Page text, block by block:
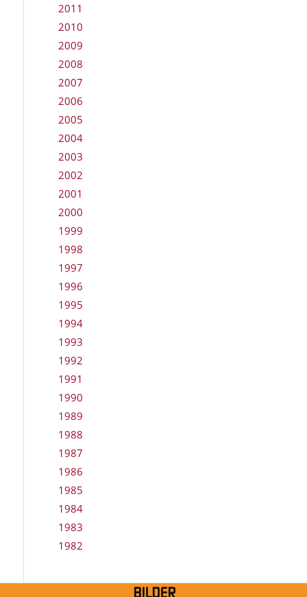
2011
2010
2009
2008
2007
2006
2005
2004
2003
2002
2001
2000
1999
1998
1997
1996
1995
1994
1993
1992
1991
1990
1989
1988
1987
1986
1985
1984
1983
1982